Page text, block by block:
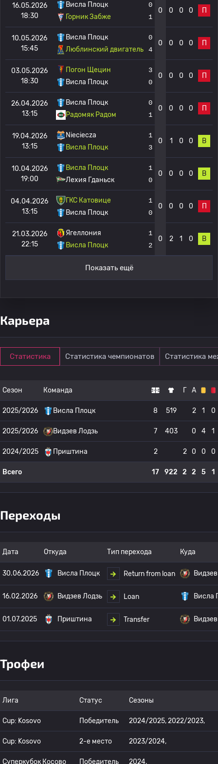
16.05.2026
18:30
Висла Плоцк
Горник Забже
0
1
0 0 0 0 П
10.05.2026
15:45
Висла Плоцк
Люблинский двигатель
0
4
0 0 0 0 П
03.05.2026
18:30
Погон Щецин
Висла Плоцк
3
0
0 0 0 0 П
26.04.2026
13:15
Висла Плоцк
Радомяк Радом
0
1
0 0 0 0 П
19.04.2026
13:15
Nieciecza
Висла Плоцк
1
3
0 1 0 0 В
10.04.2026
19:00
Висла Плоцк
Лехия Гданьск
1
0
0 0 0 0 В
04.04.2026
13:15
ГКС Катовице
Висла Плоцк
1
0
0 0 0 0 П
21.03.2026
22:15
Ягеллония
Висла Плоцк
1
2
0 2 1 0 В
Показать ещё
Карьера
Статистика Статистика чемпионатов Статистика
Сезон Команда Г А
2025/2026 Висла Плоцк 8 519 2 1 0
2025/2026 Видзев Лодзь 7 403 0 4 1
2024/2025 Приштина 2 2 0 0 0
Всего 17 922 2 2 5 1
Переходы
Дата Откуда Тип перехода Куда
30.06.2026 Висла Плоцк Return from loan
16.02.2026 Видзев Лодзь Loan Висла
01.07.2025 Приштина Transfer
Трофеи
Лига Статус Сезоны
Cup: Kosovo Победитель 2024/2025, 2022/2023,
Cup: Kosovo 2-е место 2023/2024,
Суперкубок Косово Победитель 2024,